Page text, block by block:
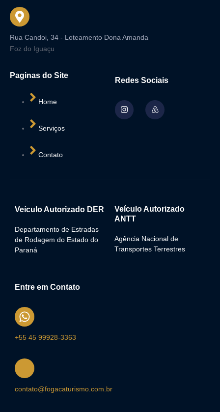
Rua Candoi, 34 - Loteamento Dona Amanda
Foz do Iguaçu
Paginas do Site
Home
Serviços
Contato
Redes Sociais
Veículo Autorizado DER
Departamento de Estradas
de Rodagem do Estado do
Paraná
Veículo Autorizado
ANTT
Agência Nacional de
Transportes Terrestres
Entre em Contato
+55 45 99928-3363
contato@fogacaturismo.com.br